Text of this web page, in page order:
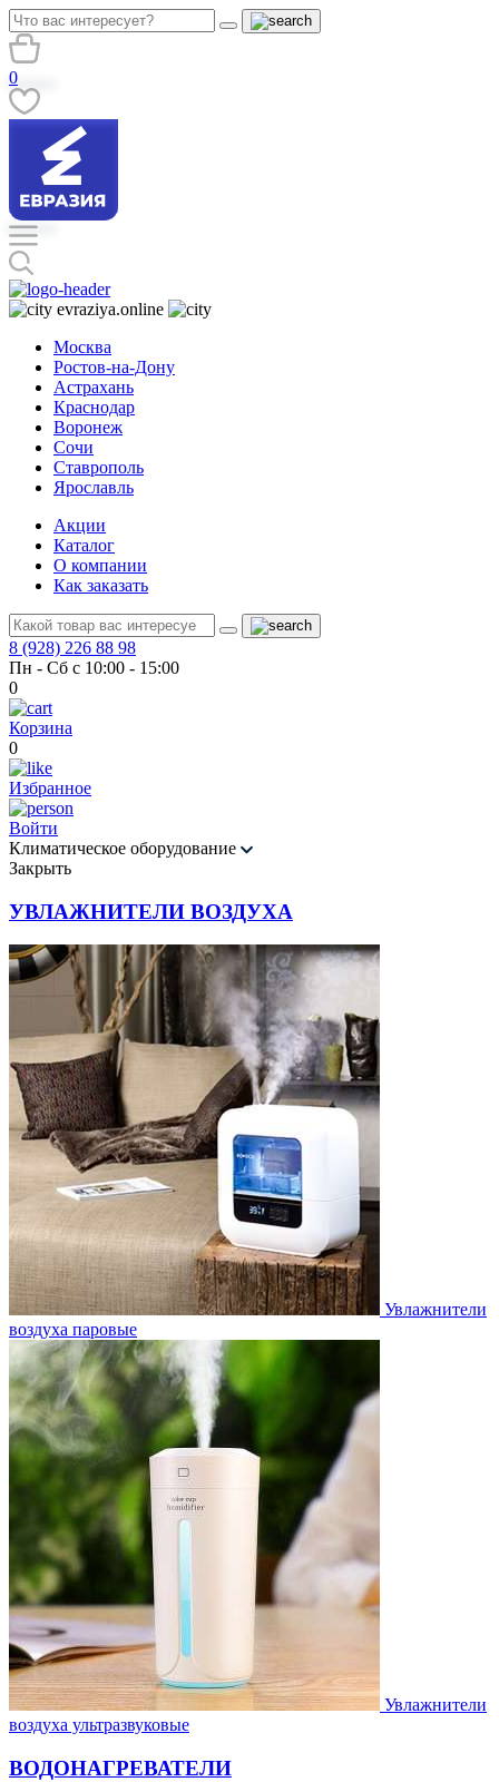
0
evraziya.online
Москва
Ростов-на-Дону
Астрахань
Краснодар
Воронеж
Сочи
Ставрополь
Ярославль
Акции
Каталог
О компании
Как заказать
8 (928) 226 88 98
Пн - Сб с 10:00 - 15:00
0
Корзина
0
Избранное
Войти
Климатическое оборудование
Закрыть
УВЛАЖНИТЕЛИ ВОЗДУХА
Увлажнители
воздуха паровые
Увлажнители
воздуха ультразвуковые
ВОДОНАГРЕВАТЕЛИ